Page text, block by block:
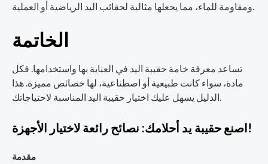
ومقاومة للماء، مما يجعلها مثالية لحقائب اليد الرياضية أو العملية.
الخاتمة
تساعد معرفة خامة حقيبة اليد في العناية بها واستخدامها. فكل
مادة، سواء كانت طبيعية أو اصطناعية، لها خصائص مميزة. هذا
اصنع حقيبة يد أحلامك: نصائح رائعة لاختيار الأجهزة!
مقدمة